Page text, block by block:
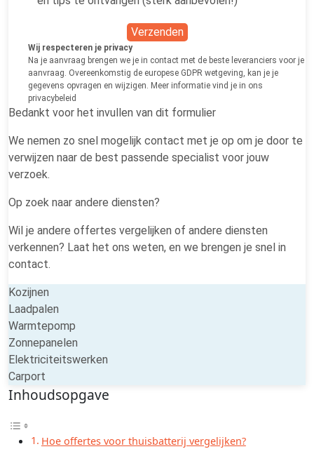
Verzenden
Wij respecteren je privacy
Na je aanvraag brengen we je in contact met de beste leveranciers voor je
aanvraag. Overeenkomstig de europese GDPR wetgeving, kan je je
gegevens opvragen en wijzigen. Meer informatie vind je in ons
privacybeleid
Bedankt voor het invullen van dit formulier
We nemen zo snel mogelijk contact met je op om je door te
verwijzen naar de best passende specialist voor jouw
verzoek.
Op zoek naar andere diensten?
Wil je andere offertes vergelijken of andere diensten
verkennen? Laat het ons weten, en we brengen je snel in
contact.
Kozijnen
Laadpalen
Warmtepomp
Zonnepanelen
Elektriciteitswerken
Carport
Inhoudsopgave
Hoe offertes voor thuisbatterij vergelijken?